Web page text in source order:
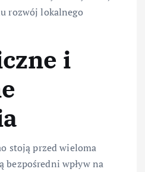
rozwój lokalnego
i
stoją przed wieloma
bezpośredni wpływ na